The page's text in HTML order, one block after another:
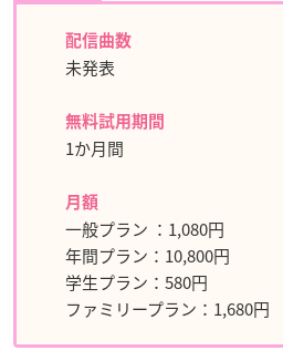
配信曲数
未発表
無料試用期間
1か月間
月額
一般プラン ：1,080円
年間プラン：10,800円
学生プラン：580円
ファミリープラン：1,680円